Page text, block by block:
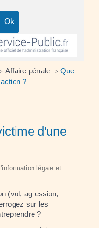
> Affaire pénale > Que
?
d'une
légale et
(vol, agression,
sur les
?